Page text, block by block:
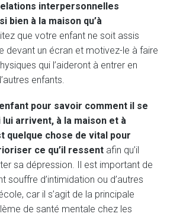
interpersonnelles
bien à la maison qu’à
que votre enfant ne soit assis
devant un écran et motivez-le à faire
qui l’aideront à entrer en
enfants.
pour savoir comment il se
arrivent, à la maison et à
quelque chose de vital pour
ce qu’il ressent afin qu’il
sa dépression. Il est important de
souffre d’intimidation ou d’autres
car il s’agit de la principale
de santé mentale chez les